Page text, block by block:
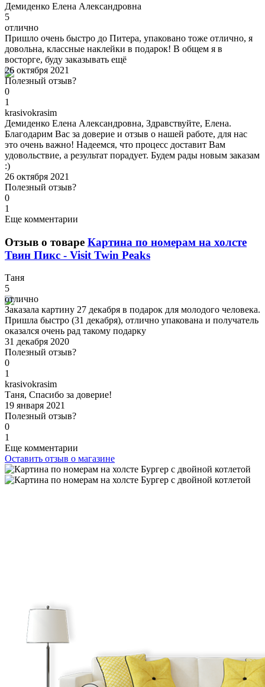
Демиденко Елена Александровна
5
отлично
Пришло очень быстро до Питера, упаковано тоже отлично, я
довольна, классные наклейки в подарок! В общем я в
восторге, буду заказывать ещё
26 октября 2021
Полезный отзыв?
0
1
krasivokrasim
Демиденко Елена Александровна, Здравствуйте, Елена.
Благодарим Вас за доверие и отзыв о нашей работе, для нас
это очень важно! Надеемся, что процесс доставит Вам
удовольствие, а результат порадует. Будем рады новым заказам
:)
26 октября 2021
Полезный отзыв?
0
1
Еще комментарии
Отзыв о товаре Картина по номерам на холсте
Твин Пикс - Visit Twin Peaks
Таня
5
отлично
Заказала картину 27 декабря в подарок для молодого человека.
Пришла быстро (31 декабря), отлично упакована и получатель
оказался очень рад такому подарку
31 декабря 2020
Полезный отзыв?
0
1
krasivokrasim
Таня, Спасибо за доверие!
19 января 2021
Полезный отзыв?
0
1
Еще комментарии
Оставить отзыв о магазине